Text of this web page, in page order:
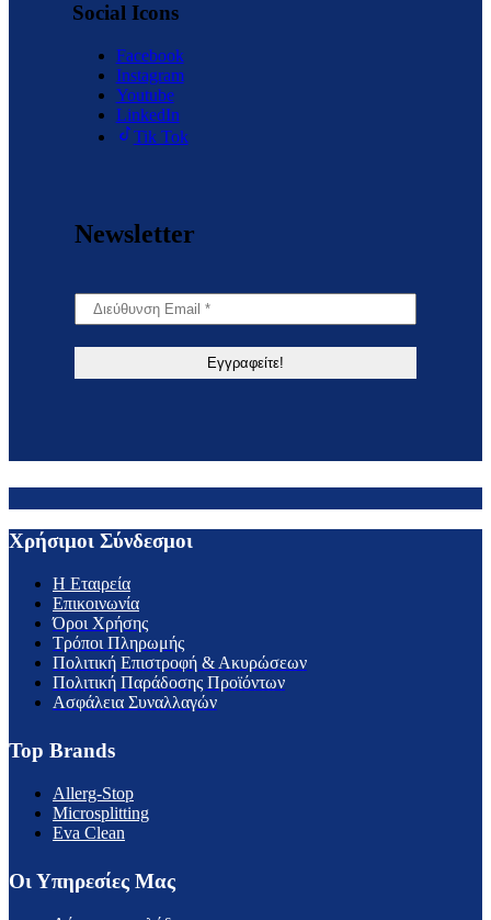
Social Icons
Facebook
Instagram
Youtube
LinkedIn
Tik Tok
Newsletter
Χρήσιμοι Σύνδεσμοι
H Εταιρεία
Επικοινωνία
Όροι Χρήσης
Τρόποι Πληρωμής
Πολιτική Επιστροφή & Ακυρώσεων
Πολιτική Παράδοσης Προϊόντων
Ασφάλεια Συναλλαγών
Top Brands
Allerg-Stop
Microsplitting
Eva Clean
Οι Υπηρεσίες Μας